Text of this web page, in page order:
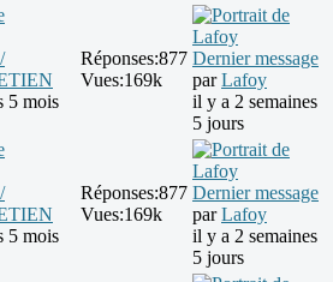
5 mois
Réponses:877
Vues:169k
Dernier message
parLafoy
il y a 2 semaines
5 jours
5 mois
Réponses:877
Vues:169k
Dernier message
parLafoy
il y a 2 semaines
5 jours